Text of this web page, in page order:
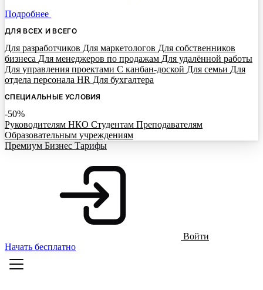
Подробнее
ДЛЯ ВСЕХ И ВСЕГО
Для разработчиков Для маркетологов Для собственников
бизнеса Для менеджеров по продажам Для удалённой работы
Для управления проектами С канбан-доской Для семьи Для
отдела персонала HR Для бухгалтера
СПЕЦИАЛЬНЫЕ УСЛОВИЯ
-50%
Руководителям НКО Студентам Преподавателям
Образовательным учреждениям
Премиум Бизнес Тарифы
Войти
Начать бесплатно